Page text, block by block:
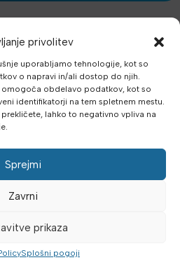
privolitev
uporabljamo tehnologije, kot so
o napravi in/ali dostop do njih.
omogoča obdelavo podatkov, kot so
identifikatorji na tem spletnem mestu.
lahko to negativno vpliva na
Sprejmi
Zavrni
prikaza
Splošni pogoji
Bosu balansa -profesionalni
u klubovima za grupne i osobne
trendove u fitnessu. Ravnotežje,
teže vlastitog tijela u
položaja, integrirani pokreti svih
na BOSU vjerojatno nećete